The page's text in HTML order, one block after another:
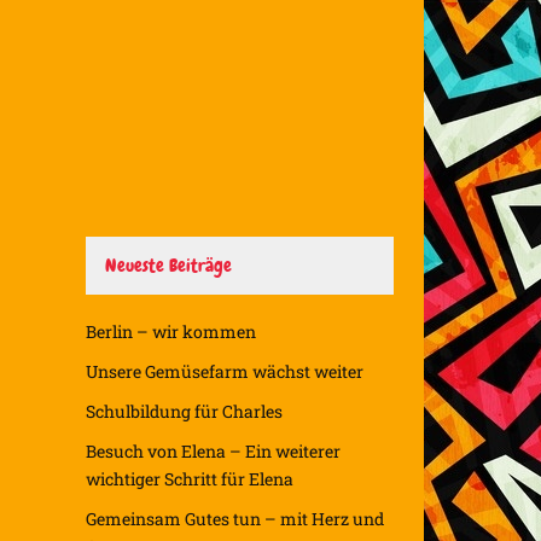
Neueste Beiträge
Berlin – wir kommen
Unsere Gemüsefarm wächst weiter
Schulbildung für Charles
Besuch von Elena – Ein weiterer
wichtiger Schritt für Elena
Gemeinsam Gutes tun – mit Herz und